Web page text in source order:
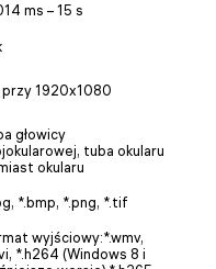
ms – 15 s
przy 1920x1080
głowicy
tuba okularu
okularu
*.bmp, *.png, *.tif
wyjściowy:*.wmv,
*.h264 (Windows 8 i